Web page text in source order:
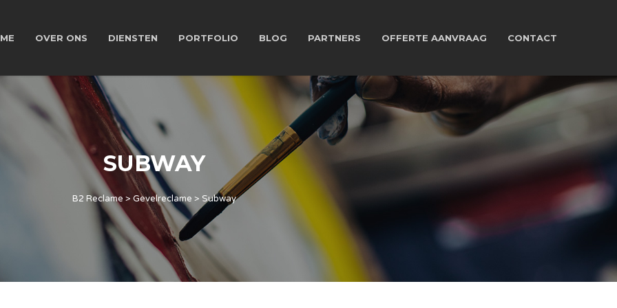
OVER ONS DIENSTEN PORTFOLIO BLOG PARTNERS OFFERTE AANVRAAG CONTACT
SUBWAY
B2 Reclame > Gevelreclame > Subway